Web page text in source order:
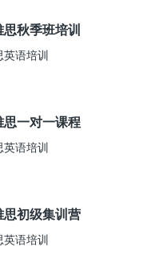
秋季班培训
语培训
思一对一课程
语培训
思初级集训营
语培训